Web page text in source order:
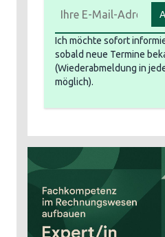
Ich möchte sofort
sobald neue Termine
(Wiederabmeldung in
möglich).